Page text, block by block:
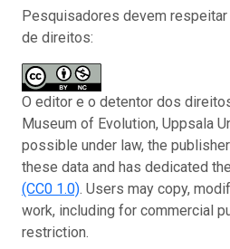
Pesquisadores devem
de direitos:
O editor e o detentor dos
Museum of Evolution, Uppsala
possible under law, the
these data and has dedicated
(CC0 1.0). Users may copy,
work, including for commercial
restriction.